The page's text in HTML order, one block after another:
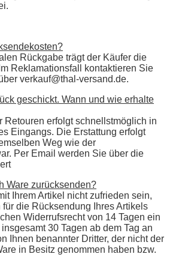
Rückgabe trägt der Käufer die
Reklamationsfall kontaktieren Sie
verkauf@thal-versand.de.
geschickt. Wann und wie erhalte
Retouren erfolgt schnellstmöglich in
Eingangs. Die Erstattung erfolgt
Weg wie der
Per Email werden Sie über die
Ware zurücksenden?
Ihrem Artikel nicht zufrieden sein,
die Rücksendung Ihres Artikels
Widerrufsrecht von 14 Tagen ein
30 Tagen ab dem Tag an
Ihnen benannter Dritter, der nicht der
in Besitz genommen haben bzw.